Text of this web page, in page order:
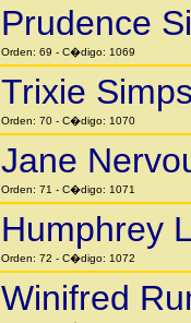
Prudence
Orden: 69 - C�digo: 1069
Trixie
Orden: 70 - C�digo: 1070
Jane
Orden: 71 - C�digo: 1071
Humphrey
Orden: 72 - C�digo: 1072
Winifred